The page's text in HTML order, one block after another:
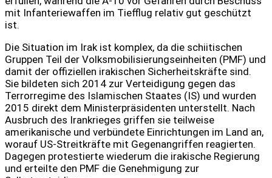
mit Infanteriewaffen im Tiefflug relativ gut geschützt
ist.
Die Situation im Irak ist komplex, da die schiitischen
Gruppen Teil der Volksmobilisierungseinheiten (PMF) und
damit der offiziellen irakischen Sicherheitskräfte sind.
Sie bildeten sich 2014 zur Verteidigung gegen das
Terrorregime des Islamischen Staates (IS) und wurden
2015 direkt dem Ministerpräsidenten unterstellt. Nach
Ausbruch des Irankrieges griffen sie teilweise
amerikanische und verbündete Einrichtungen im Land an,
worauf US-Streitkräfte mit Gegenangriffen reagierten.
Dagegen protestierte wiederum die irakische Regierung
und erteilte den PMF die Genehmigung zur